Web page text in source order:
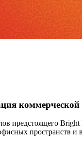
предстоящего
пространств и